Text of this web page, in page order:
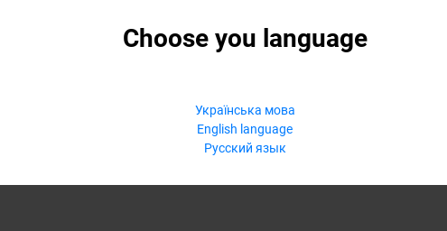
Choose you language
Українська мова
English language
Русский язык